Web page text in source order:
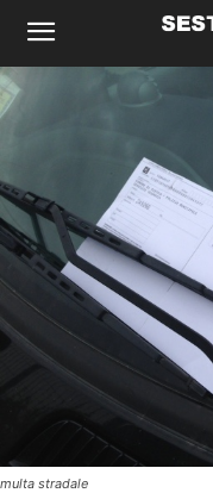
multa stradale